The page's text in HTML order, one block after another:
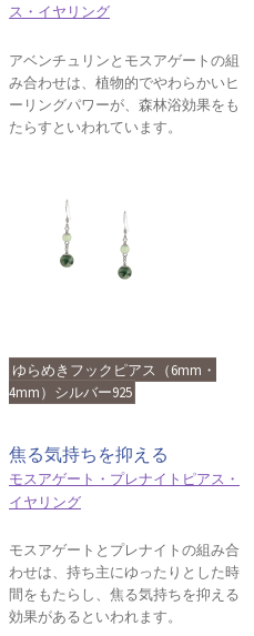
ス・イヤリング
アベンチュリンとモスアゲートの組
み合わせは、植物的でやわらかいヒ
ーリングパワーが、森林浴効果をも
たらすといわれています。
ゆらめきフックピアス（6mm・
4mm）シルバー925
焦る気持ちを抑える
モスアゲート・プレナイトピアス・
イヤリング
モスアゲートとプレナイトの組み合
わせは、持ち主にゆったりとした時
間をもたらし、焦る気持ちを抑える
効果があるといわれます。